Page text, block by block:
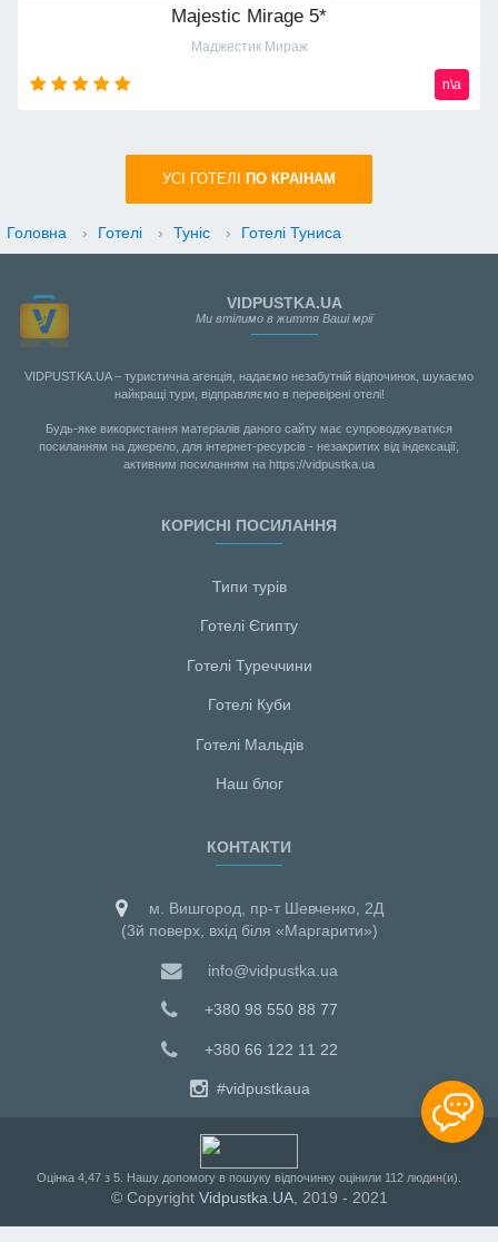
Majestic Mirage 5*
Маджестик Мираж
n\a
УСI ГОТЕЛІ ПО КРАIНАМ
Головна › Готелі › Туніс › Готелі Туниса
VIDPUSTKA.UA
Ми втілимо в життя Ваші мрії
VIDPUSTKA.UA – туристична агенція, надаємо незабутній відпочинок, шукаємо
найкращі тури, відправляємо в перевірені отелі!
Будь-яке використання матеріалів даного сайту має супроводжуватися
посиланням на джерело, для інтернет-ресурсів - незакритих від індексації,
активним посиланням на https://vidpustka.ua
КОРИСНІ ПОСИЛАННЯ
Типи турів
Готелі Єгипту
Готелі Туреччини
Готелі Куби
Готелі Мальдiв
Наш блог
КОНТАКТИ
м. Вишгород, пр-т Шевченко, 2Д
(3й поверх, вхід біля «Маргарити»)
info@vidpustka.ua
+380 98 550 88 77
+380 66 122 11 22
#vidpustkaua
Оцiнка 4,47 з 5 . Нашу допомогу в пошуку відпочинку оцінили 112 людин(и).
© Copyright Vidpustka.UA, 2019 - 2021